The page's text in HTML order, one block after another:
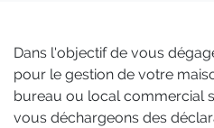
Dans l'objectif de vous
pour le gestion de votre
bureau ou local commercial
vous déchargeons des